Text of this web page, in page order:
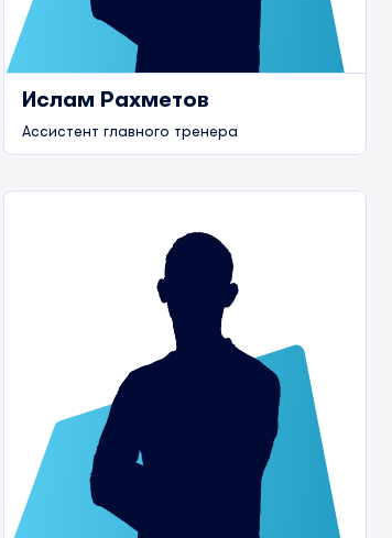
Ислам Рахметов
Ассистент главного тренера